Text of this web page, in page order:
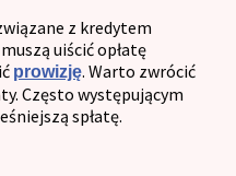
z kredytem
uiścić opłatę
prowizję. Warto zwrócić
Często występującym
spłatę.